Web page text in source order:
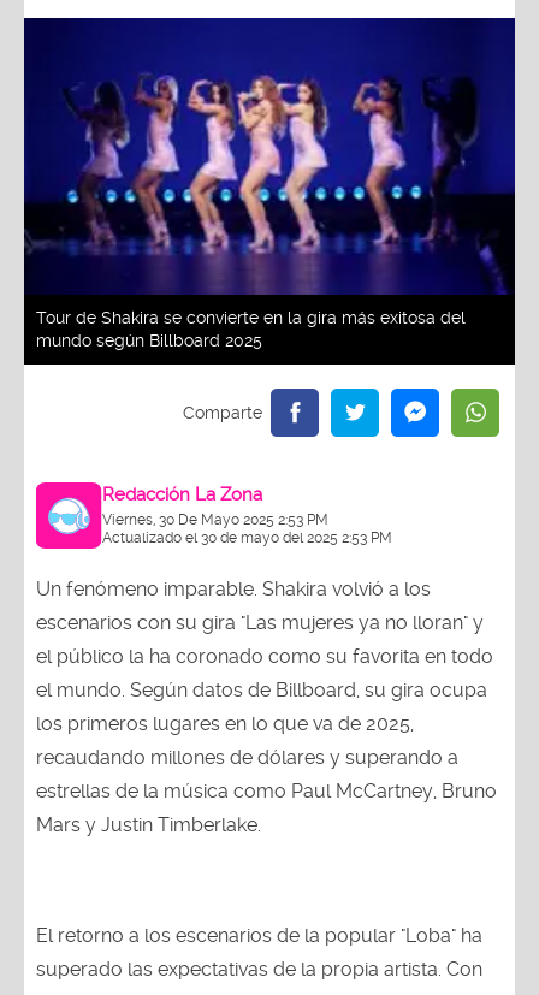
Tour de Shakira se convierte en la gira más exitosa del
mundo según Billboard 2025
Redacción La Zona
Viernes, 30 De Mayo 2025 2:53 PM
Actualizado el 30 de mayo del 2025 2:53 PM
Un fenómeno imparable. Shakira volvió a los
escenarios con su gira "Las mujeres ya no lloran" y
el público la ha coronado como su favorita en todo
el mundo. Según datos de Billboard, su gira ocupa
los primeros lugares en lo que va de 2025,
recaudando millones de dólares y superando a
estrellas de la música como Paul McCartney, Bruno
Mars y Justin Timberlake.
El retorno a los escenarios de la popular "Loba" ha
superado las expectativas de la propia artista. Con